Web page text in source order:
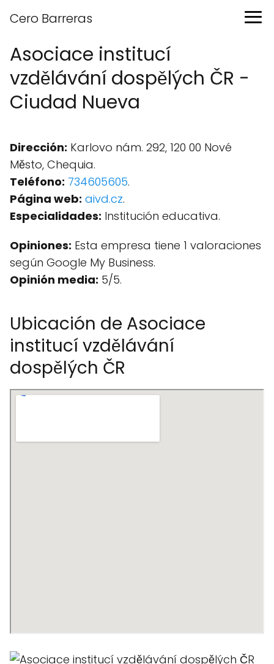
Cero Barreras
Asociace institucí
vzdělávání dospělých ČR -
Ciudad Nueva
Dirección: Karlovo nám. 292, 120 00 Nové
Město, Chequia.
Teléfono: 734605605.
Página web: aivd.cz.
Especialidades: Institución educativa.
Opiniones: Esta empresa tiene 1 valoraciones
según Google My Business.
Opinión media: 5/5.
Ubicación de Asociace
institucí vzdělávání
dospělých ČR